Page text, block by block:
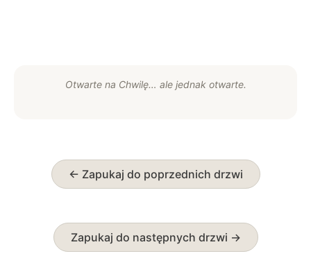
Otwarte na Chwilę… ale jednak otwarte.
← Zapukaj do poprzednich drzwi
Zapukaj do następnych drzwi →